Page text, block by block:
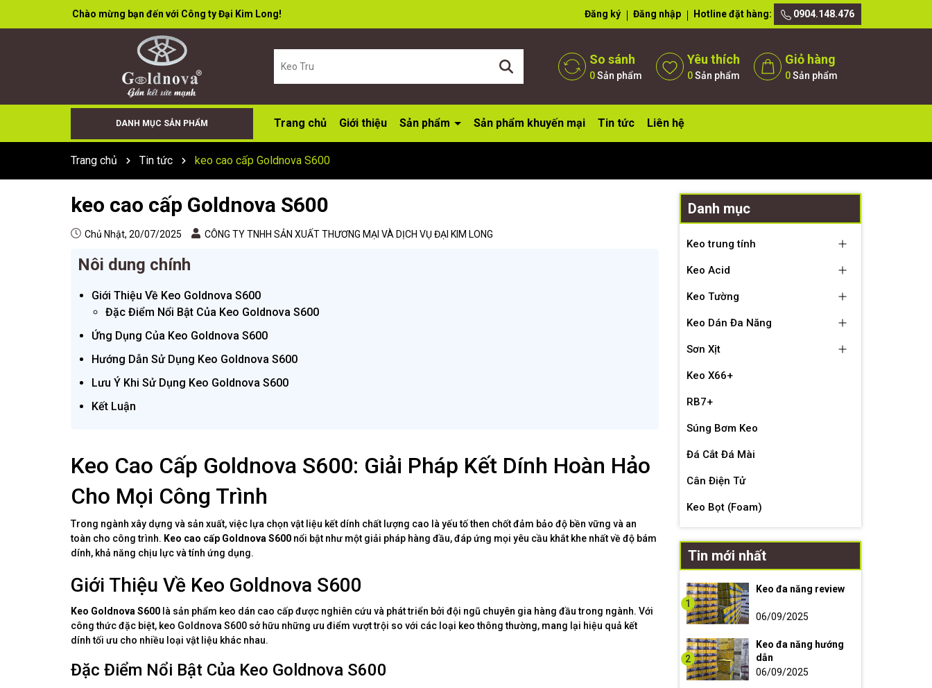
Chào mừng bạn đến với Công ty Đại Kim Long! Đăng ký Đăng nhập Hotline đặt hàng: 0904.148.476
So sánh
0Sản phẩm
Yêu thích
0Sản phẩm
Giỏ hàng
0Sản phẩm
DANH MỤC SẢN PHẨM Trang chủ Giới thiệu Sản phẩm Sản phẩm khuyến mại Tin tức Liên hệ
Trang chủ Tin tức keo cao cấp Goldnova S600
keo cao cấp Goldnova S600
Chủ Nhật, 20/07/2025 CÔNG TY TNHH SẢN XUẤT THƯƠNG MẠI VÀ DỊCH VỤ ĐẠI KIM LONG
Nôi dung chính
Giới Thiệu Về Keo Goldnova S600
Đặc Điểm Nổi Bật Của Keo Goldnova S600
Ứng Dụng Của Keo Goldnova S600
Hướng Dẫn Sử Dụng Keo Goldnova S600
Lưu Ý Khi Sử Dụng Keo Goldnova S600
Kết Luận
Keo Cao Cấp Goldnova S600: Giải Pháp Kết Dính Hoàn Hảo
Cho Mọi Công Trình
Trong ngành xây dựng và sản xuất, việc lựa chọn vật liệu kết dính chất lượng cao là yếu tố then chốt đảm bảo độ bền vững và an
toàn cho công trình. Keo cao cấp Goldnova S600 nổi bật như một giải pháp hàng đầu, đáp ứng mọi yêu cầu khắt khe nhất về độ bám
dính, khả năng chịu lực và tính ứng dụng.
Giới Thiệu Về Keo Goldnova S600
Keo Goldnova S600 là sản phẩm keo dán cao cấp được nghiên cứu và phát triển bởi đội ngũ chuyên gia hàng đầu trong ngành. Với
công thức đặc biệt, keo Goldnova S600 sở hữu những ưu điểm vượt trội so với các loại keo thông thường, mang lại hiệu quả kết
dính tối ưu cho nhiều loại vật liệu khác nhau.
Đặc Điểm Nổi Bật Của Keo Goldnova S600
Danh mục
Keo trung tính
Keo Acid
Keo Tường
Keo Dán Đa Năng
Sơn Xịt
Keo X66+
RB7+
Súng Bơm Keo
Đá Cắt Đá Mài
Cân Điện Tử
Keo Bọt (Foam)
Tin mới nhất
1
Keo đa năng review
06/09/2025
2
Keo đa năng hướng
dẫn
06/09/2025